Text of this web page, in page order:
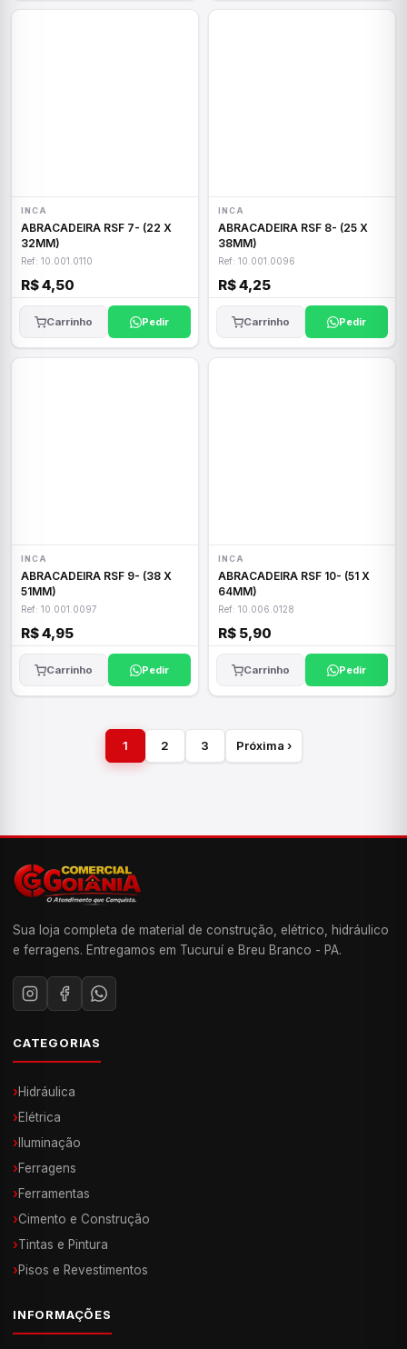
INCA
ABRACADEIRA RSF 7- (22 X
32MM)
Ref: 10.001.0110
R$ 4,50
Carrinho Pedir
INCA
ABRACADEIRA RSF 8- (25 X
38MM)
Ref: 10.001.0096
R$ 4,25
Carrinho Pedir
INCA
ABRACADEIRA RSF 9- (38 X
51MM)
Ref: 10.001.0097
R$ 4,95
Carrinho Pedir
INCA
ABRACADEIRA RSF 10- (51 X
64MM)
Ref: 10.006.0128
R$ 5,90
Carrinho Pedir
1 2 3 Próxima ›
Sua loja completa de material de construção, elétrico, hidráulico
e ferragens. Entregamos em Tucuruí e Breu Branco - PA.
CATEGORIAS
›Hidráulica
›Elétrica
› Iluminação
›Ferragens
›Ferramentas
›Cimento e Construção
›Tintas e Pintura
›Pisos e Revestimentos
INFORMAÇÕES